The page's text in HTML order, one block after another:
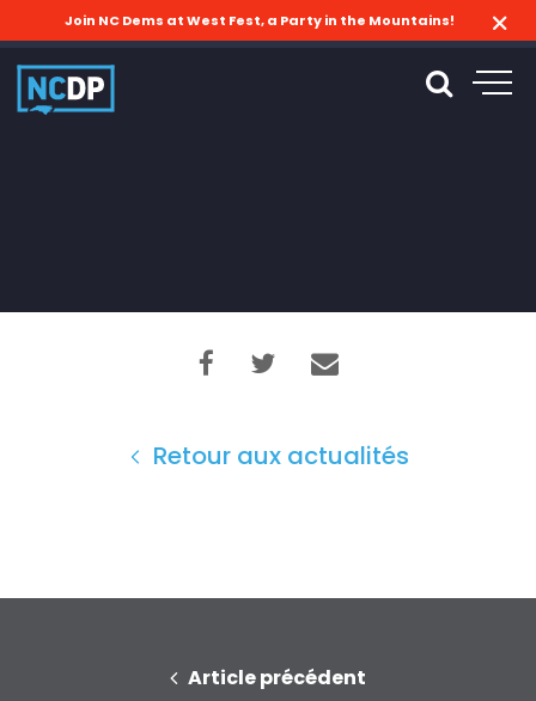
Join NC Dems at West Fest, a Party in the Mountains!
Retour aux actualités
Article précédent